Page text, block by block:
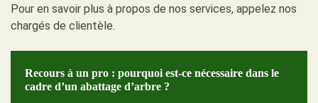
Pour en savoir plus à propos de nos services, appelez nos
chargés de clientèle.
Recours à un pro : pourquoi est-ce nécessaire dans le
cadre d’un abattage d’arbre ?